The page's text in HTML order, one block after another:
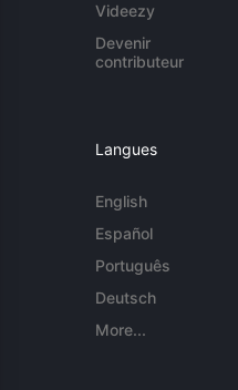
Videezy
Devenir
contributeur
Langues
English
Español
Português
Deutsch
More...